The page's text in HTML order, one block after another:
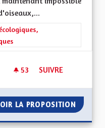
: Les transitions
53 53 ABONNÉS
SUIVRE
LA PROPOSITION FAIRE